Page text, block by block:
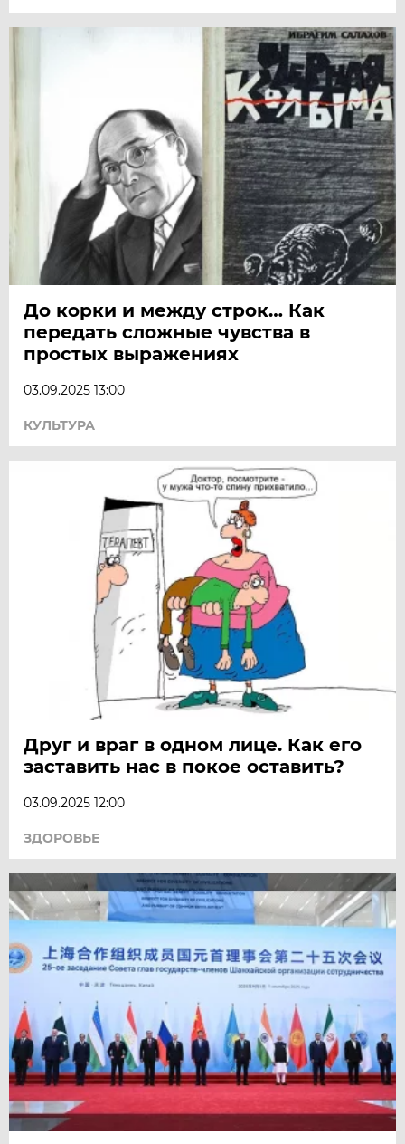
До корки и между строк… Как
передать сложные чувства в
простых выражениях
03.09.2025 13:00
КУЛЬТУРА
Друг и враг в одном лице. Как его
заставить нас в покое оставить?
03.09.2025 12:00
ЗДОРОВЬЕ